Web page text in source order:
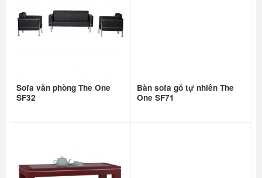
Sofa văn phòng The One
SF32
Bàn sofa gỗ tự nhiên The
One SF71